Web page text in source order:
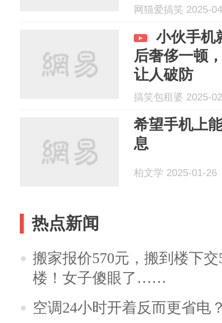
网猫爱搞笑 2025-
小伙手机
后奢侈一顿
让人破防
搞笑包租婆 2025-
希望手机上
息
柏文学 2025-01-26
热点新闻
搬家报价570元，搬到楼下
楼！女子傻眼了……
空调24小时开着反而更省电